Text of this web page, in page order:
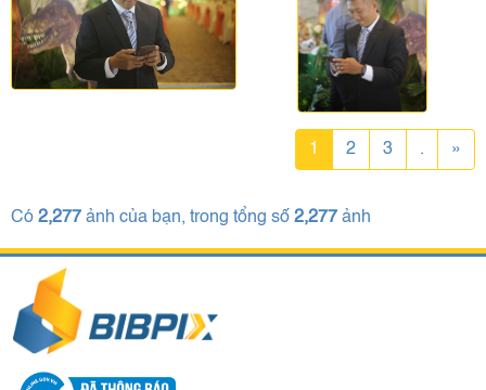
1 2 3 . »
Có 2,277 ảnh của bạn, trong tổng số 2,277 ảnh